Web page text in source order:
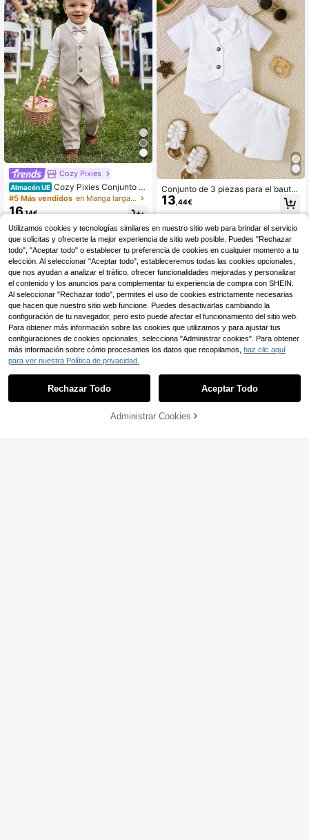
Cozy Pixies
Almacén UE Cozy Pixies Conjunto d
e 3 piezas para bebé niño, estilo ca
ballero lindo de otoño, chaleco de c
olor liso, camisa de manga larga y p
antalones, adecuado para fiesta de
cumpleaños, fiesta de noche, actua
ción, boda, primer cumpleaños, bau
tizo y celebración
#5 Más vendidos en Manga larga Trajes de bebé niño
16,14€
males, bodas, bautizos, celebracion
es y fiestas de cumpleaños.
Conjunto de 3 piezas para el bautiz
o de niño bebé AfterClass: Pelele d
e parche de cuello de manga corta
+ Pantalones cortos + Pajarita, Traj
e adorable para el bautizo
13 ,44€
AÑADIR A LA BOLSA
Utilizamos cookies y tecnologías similares en nuestro sitio web para brindar el servicio
que solicitas y ofrecerte la mejor experiencia de sitio web posible. Puedes "Rechazar
todo", "Aceptar todo" o establecer tu preferencia de cookies en cualquier momento a tu
elección. Al seleccionar "Aceptar todo", estableceremos todas las cookies opcionales,
que nos ayudan a analizar el tráfico, ofrecer funcionalidades mejoradas y personalizar
el contenido y los anuncios para complementar tu experiencia de compra con SHEIN.
Al seleccionar "Rechazar todo", permites el uso de cookies estrictamente necesarias
que hacen que nuestro sitio web funcione. Puedes desactivarlas cambiando la
configuración de tu navegador, pero esto puede afectar el funcionamiento del sitio web.
Para obtener más información sobre las cookies que utilizamos y para ajustar tus
configuraciones de cookies opcionales, selecciona "Administrar cookies". Para obtener
más información sobre cómo procesamos los datos que recopilamos, haz clic aquí
para ver nuestra Política de privacidad.
Rechazar Todo Aceptar Todo
Administrar Cookies